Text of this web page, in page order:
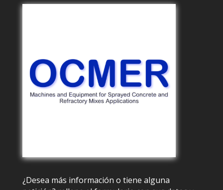
¿Desea más información o tiene alguna